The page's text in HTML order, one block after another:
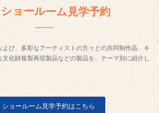
ショールーム見学予約
び、多彩なアーティストの方々との共同制作品、キ
文化財複製再現製品などの製品を、テーマ別に紹介し
ショールーム見学予約はこちら